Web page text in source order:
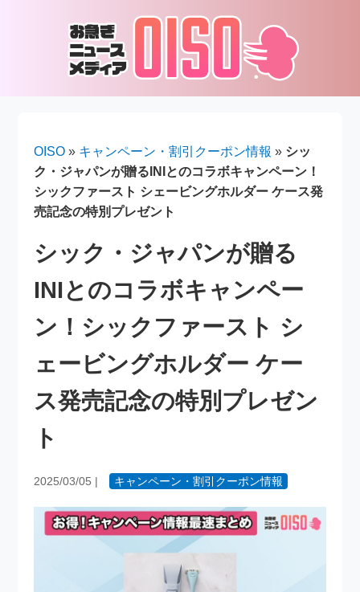
OISO » キャンペーン・割引クーポン情報 » シッ
ク・ジャパンが贈るINIとのコラボキャンペーン！
シックファースト シェービングホルダー ケース発
売記念の特別プレゼント
シック・ジャパンが贈る
INIとのコラボキャンペー
ン！シックファースト シ
ェービングホルダー ケー
ス発売記念の特別プレゼン
ト
2025/03/05 | キャンペーン・割引クーポン情報